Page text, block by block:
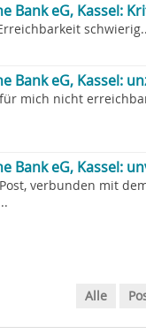
Bank eG, Kassel:
Bank eG, Kassel:
mich nicht
Bank eG, Kassel:
verbunden mit
Alle